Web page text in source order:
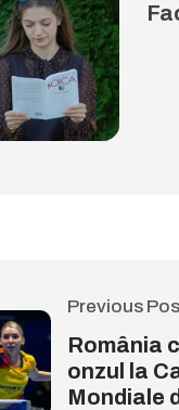
Previous
România
onzul la
Mondiale